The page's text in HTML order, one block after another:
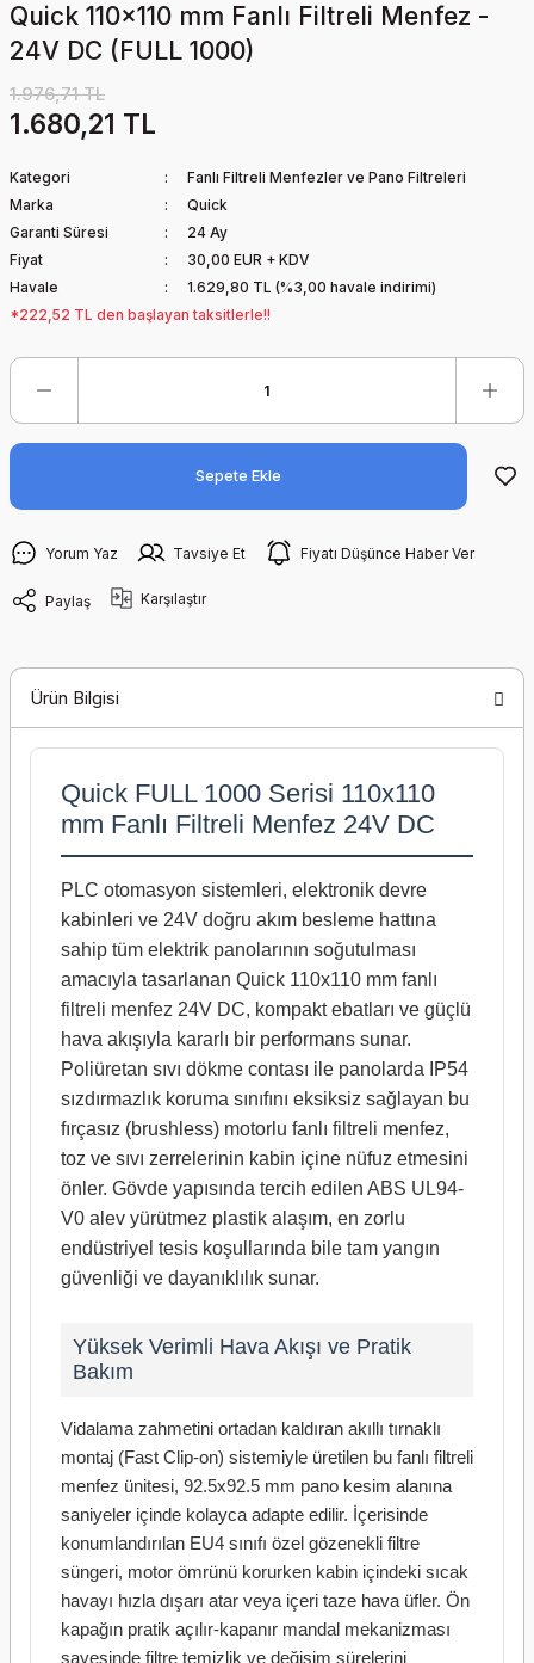
Quick 110x110 mm Fanlı Filtreli Menfez -
24V DC (FULL 1000)
1.976,71 TL
1.680,21 TL
Kategori
Fanlı Filtreli Menfezler ve Pano Filtreleri
Marka
Quick
Garanti Süresi
24 Ay
Fiyat
30,00 EUR + KDV
Havale
1.629,80 TL (%3,00 havale indirimi)
*222,52 TL den başlayan taksitlerle!!
Sepete Ekle
Yorum Yaz Tavsiye Et Fiyatı Düşünce Haber Ver
Paylaş Karşılaştır
Ürün Bilgisi
Quick FULL 1000 Serisi 110x110
mm Fanlı Filtreli Menfez 24V DC
PLC otomasyon sistemleri, elektronik devre
kabinleri ve 24V doğru akım besleme hattına
sahip tüm elektrik panolarının soğutulması
amacıyla tasarlanan Quick 110x110 mm fanlı
filtreli menfez 24V DC, kompakt ebatları ve güçlü
hava akışıyla kararlı bir performans sunar.
Poliüretan sıvı dökme contası ile panolarda IP54
sızdırmazlık koruma sınıfını eksiksiz sağlayan bu
fırçasız (brushless) motorlu fanlı filtreli menfez,
toz ve sıvı zerrelerinin kabin içine nüfuz etmesini
önler. Gövde yapısında tercih edilen ABS UL94-
V0 alev yürütmez plastik alaşım, en zorlu
endüstriyel tesis koşullarında bile tam yangın
güvenliği ve dayanıklılık sunar.
Yüksek Verimli Hava Akışı ve Pratik
Bakım
Vidalama zahmetini ortadan kaldıran akıllı tırnaklı
montaj (Fast Clip-on) sistemiyle üretilen bu fanlı filtreli
menfez ünitesi, 92.5x92.5 mm pano kesim alanına
saniyeler içinde kolayca adapte edilir. İçerisinde
konumlandırılan EU4 sınıfı özel gözenekli filtre
süngeri, motor ömrünü korurken kabin içindeki sıcak
havayı hızla dışarı atar veya içeri taze hava üfler. Ön
kapağın pratik açılır-kapanır mandal mekanizması
sayesinde filtre temizlik ve değişim sürelerini